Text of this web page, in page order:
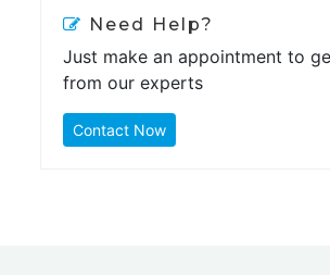
Need Help?
Just make an appointment to
from our experts
Contact Now